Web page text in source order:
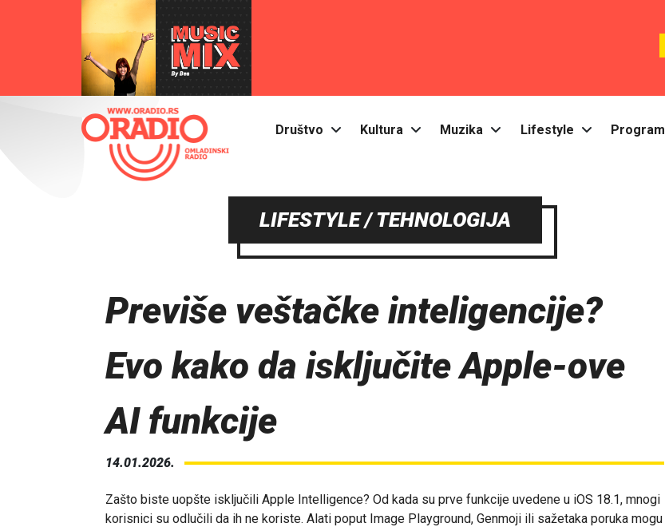
Društvo Kultura Muzika Lifestyle Program
LIFESTYLE / TEHNOLOGIJA
Previše veštačke inteligencije?
Evo kako da isključite Apple-ove
AI funkcije
14.01.2026.
Zašto biste uopšte isključili Apple Intelligence? Od kada su prve funkcije uvedene u iOS 18.1, mnogi
korisnici su odlučili da ih ne koriste. Alati poput Image Playground, Genmoji ili sažetaka poruka mogu